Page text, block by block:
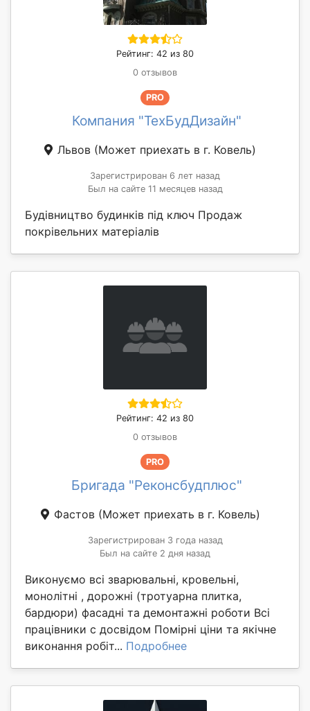
Рейтинг: 42 из 80
0 отзывов
PRO
Компания "ТехБудДизайн"
Львов (Может приехать в г. Ковель)
Зарегистрирован 6 лет назад
Был на сайте 11 месяцев назад
Будівництво будинків під ключ Продаж
покрівельних матеріалів
Рейтинг: 42 из 80
0 отзывов
PRO
Бригада "Реконсбудплюс"
Фастов (Может приехать в г. Ковель)
Зарегистрирован 3 года назад
Был на сайте 2 дня назад
Виконуємо всі зварювальні, кровельні,
монолітні , дорожні (тротуарна плитка,
бардюри) фасадні та демонтажні роботи Всі
працівники с досвідом Помірні ціни та якічне
виконання робіт... Подробнее